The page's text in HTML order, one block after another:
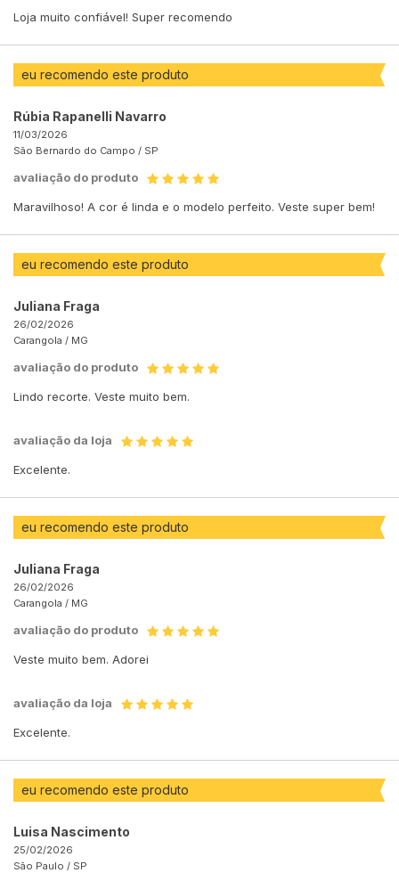
Loja muito confiável! Super recomendo
eu recomendo este produto
Rúbia Rapanelli Navarro
11/03/2026
São Bernardo do Campo / SP
avaliação do produto
Maravilhoso! A cor é linda e o modelo perfeito. Veste super bem!
eu recomendo este produto
Juliana Fraga
26/02/2026
Carangola / MG
avaliação do produto
Lindo recorte. Veste muito bem.
avaliação da loja
Excelente.
eu recomendo este produto
Juliana Fraga
26/02/2026
Carangola / MG
avaliação do produto
Veste muito bem. Adorei
avaliação da loja
Excelente.
eu recomendo este produto
Luisa Nascimento
25/02/2026
São Paulo / SP